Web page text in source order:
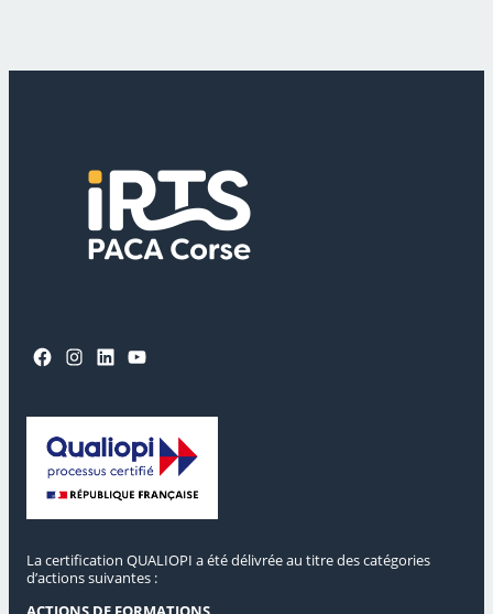
Facebook Instagram LinkedIn YouTube
La certification QUALIOPI a été délivrée au titre des catégories
d’actions suivantes :